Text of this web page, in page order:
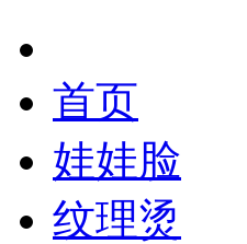
首页
娃娃脸
纹理烫